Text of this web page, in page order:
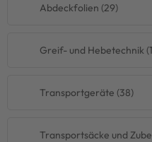
Abdeckfolien (29)
Greif- und Hebetechnik
Transportgeräte (38)
Transportsäcke und